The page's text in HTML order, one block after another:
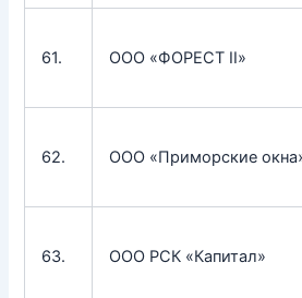
61. ООО «ФОРЕСТ II»
62. ООО «Приморские
63. ООО РСК «Капитал»